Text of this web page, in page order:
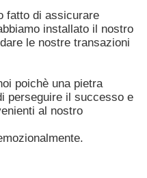
fatto di assicurare
installato il nostro
le nostre transazioni
poichè una pietra
perseguire il successo e
al nostro